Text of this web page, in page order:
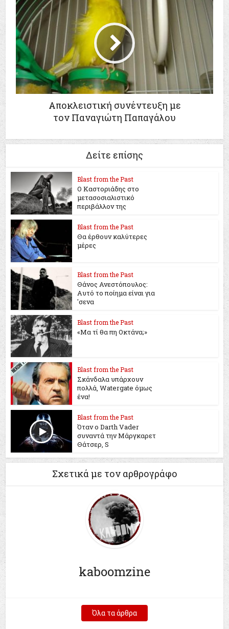
Αποκλειστική συνέντευξη με
τον Παναγιώτη Παπαγάλου
Δείτε επίσης
Blast from the Past
Ο Καστοριάδης στο
μετασοσιαλιστικό
περιβάλλον της
Blast from the Past
Θα έρθουν καλύτερες
μέρες
Blast from the Past
Θάνος Ανεστόπουλος:
Αυτό το ποίημα είναι για
'σενα
Blast from the Past
«Μα τί θα πη Οκτάνα;»
Blast from the Past
Σκάνδαλα υπάρχουν
πολλά, Watergate όμως
ένα!
Blast from the Past
Όταν ο Darth Vader
συναντά την Μάργκαρετ
Θάτσερ, S
Σχετικά με τον αρθρογράφο
kaboomzine
Όλα τα άρθρα